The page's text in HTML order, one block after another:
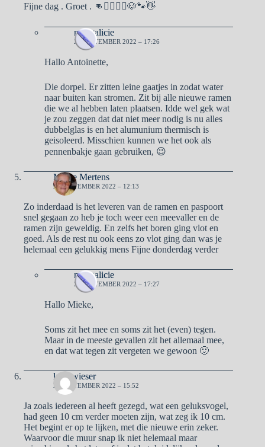
Fijne dag . Groet . 👊🙋‍♀️🙋‍♂️🐶🐾👋
naargalicie
22 SEPTEMBER 2022 – 17:26
Hallo Antoinette,
Die dorpel. Er zitten leine gaatjes in zodat water
naar buiten kan stromen. Zit bij alle nieuwe ramen
die we al hebben laten plaatsen. Idde wel gek wat
je zou zeggen dat dat niet meer nodig is nu alles
dubbelglas is en het alumunium thermisch is
geisoleerd. Misschien kunnen we het ook als
pennenbakje gaan gebruiken, 😉
Mieke Mertens
22 SEPTEMBER 2022 – 12:13
Zo inderdaad is het leveren van de ramen en paspoort
snel gegaan zo heb je toch weer een meevaller en de
ramen zijn geweldig. En zelfs het boren ging vlot en
goed. Als de rest nu ook eens zo vlot ging dan was je
helemaal een gelukkig mens Fijne donderdag verder
naargalicie
22 SEPTEMBER 2022 – 17:27
Hallo Mieke,
Soms zit het mee en soms zit het (even) tegen.
Maar in de meeste gevallen zit het allemaal mee,
en dat wat tegen zit vergeten we gewoon 🙂
lady wieser
22 SEPTEMBER 2022 – 15:52
Ja zoals iedereen al heeft gezegd, wat een geluksvogel,
had geen 10 cm verder moeten zijn, wat zeg ik 10 cm.
Het begint er op te lijken, met die nieuwe erin zeker.
Waarvoor die muur snap ik niet helemaal maar